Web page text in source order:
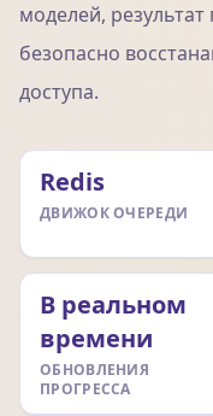
моделей,
безопасно
доступа.
Redis
ДВИЖОК ОЧЕРЕДИ
В реальном
времени
ОБНОВЛЕНИЯ
ПРОГРЕССА